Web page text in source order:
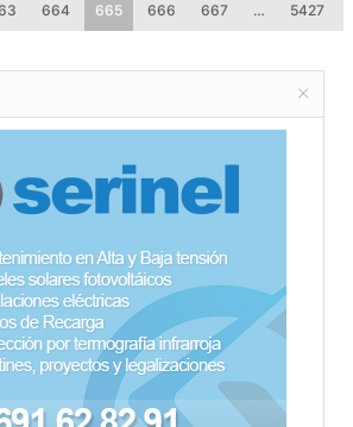
664 665 666 667 … 5427